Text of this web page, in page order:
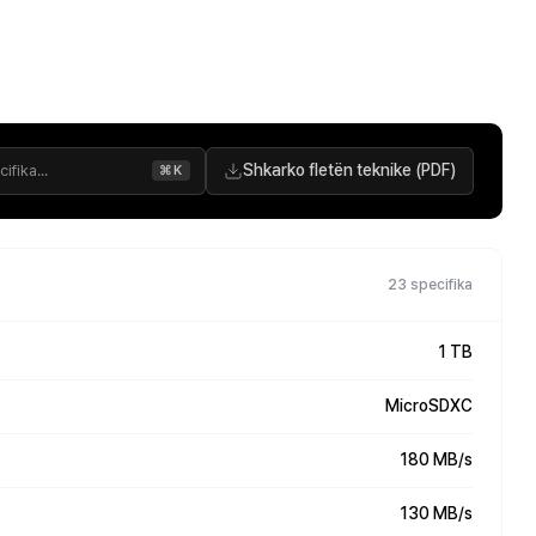
⌘K Shkarko fletën teknike (PDF)
23 specifika
1 TB
MicroSDXC
180 MB/s
130 MB/s